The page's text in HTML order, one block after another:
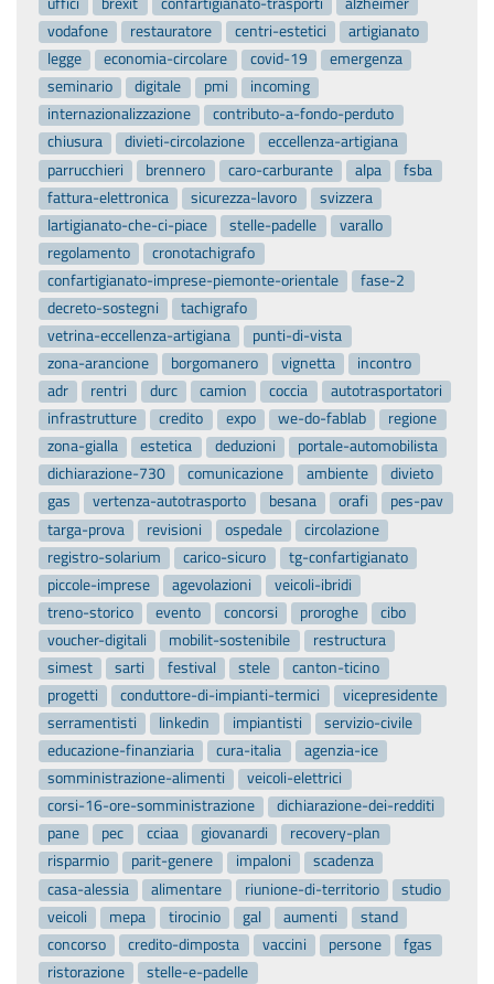
vodafone
restauratore centri-estetici
artigianato
legge
economia-circolare covid-19
emergenza
seminario
digitale pmi
incoming
internazionalizzazione
contributo-a-fondo-perduto
chiusura
divieti-circolazione
eccellenza-artigiana
parrucchieri
brennero caro-carburante alpa
fsba
fattura-elettronica
sicurezza-lavoro
svizzera
lartigianato-che-ci-piace
stelle-padelle
varallo
regolamento
cronotachigrafo
confartigianato-imprese-piemonte-orientale
fase-2
decreto-sostegni
tachigrafo
vetrina-eccellenza-artigiana
punti-di-vista
zona-arancione
borgomanero vignetta
incontro
adr
rentri durc camion coccia
autotrasportatori
infrastrutture
credito expo we-do-fablab
regione
zona-gialla
estetica deduzioni
portale-automobilista
dichiarazione-730
comunicazione ambiente
divieto
gas
vertenza-autotrasporto besana orafi
pes-pav
targa-prova
revisioni ospedale
circolazione
registro-solarium
carico-sicuro
tg-confartigianato
piccole-imprese
agevolazioni
veicoli-ibridi
treno-storico
evento concorsi proroghe
cibo
voucher-digitali
mobilit-sostenibile
restructura
simest
sarti festival stele
canton-ticino
progetti
conduttore-di-impianti-termici
vicepresidente
serramentisti
linkedin impiantisti
servizio-civile
educazione-finanziaria
cura-italia
agenzia-ice
somministrazione-alimenti
veicoli-elettrici
corsi-16-ore-somministrazione
dichiarazione-dei-redditi
pane
pec cciaa giovanardi
recovery-plan
risparmio
parit-genere impaloni
scadenza
casa-alessia
alimentare riunione-di-territorio
studio
veicoli
mepa tirocinio gal aumenti
stand
concorso
credito-dimposta vaccini persone
fgas
ristorazione
stelle-e-padelle